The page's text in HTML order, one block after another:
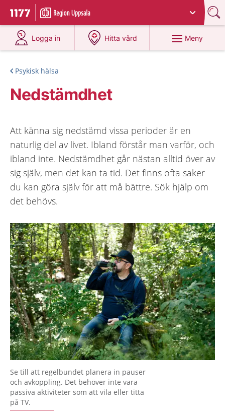
Till startsidan för 1177
Du har valt region
Logga in
på 1177.se
Hitta vård
på 1177.se
Meny
Psykisk hälsa
Nedstämdhet
Att känna sig nedstämd vissa perioder är en
naturlig del av livet. Ibland förstår man varför, och
ibland inte. Nedstämdhet går nästan alltid över av
sig själv, men det kan ta tid. Det finns ofta saker
du kan göra själv för att må bättre. Sök hjälp om
det behövs.
Se till att regelbundet planera in pauser
och avkoppling. Det behöver inte vara
passiva aktiviteter som att vila eller titta
på TV.